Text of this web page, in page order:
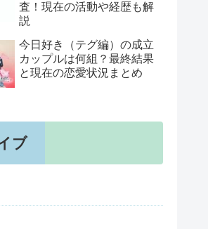
査！現在の活動や経歴も解
説
今日好き（テグ編）の成立
カップルは何組？最終結果
と現在の恋愛状況まとめ
ブ